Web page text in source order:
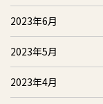
2023年6月
2023年5月
2023年4月